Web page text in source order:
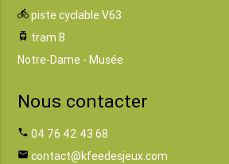
directions_bike piste cyclable V63
tram tram B
Notre-Dame - Musée
Nous contacter
phone 04 76 42 43 68
email contact@kfeedesjeux.com